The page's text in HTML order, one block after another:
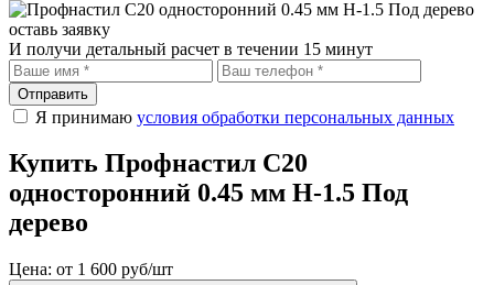
оставь заявку
И получи детальный расчет в течении 15 минут
Отправить
Я принимаю условия обработки персональных данных
Купить Профнастил С20
односторонний 0.45 мм H-1.5 Под
дерево
Цена: от 1 600 руб/шт